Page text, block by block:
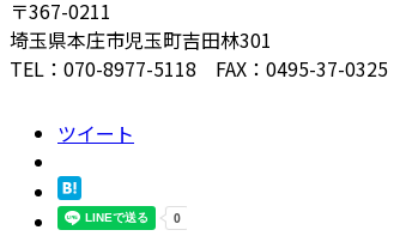
〒367-0211
埼玉県本庄市児玉町吉田林301
TEL：070-8977-5118 FAX：0495-37-0325
ツイート